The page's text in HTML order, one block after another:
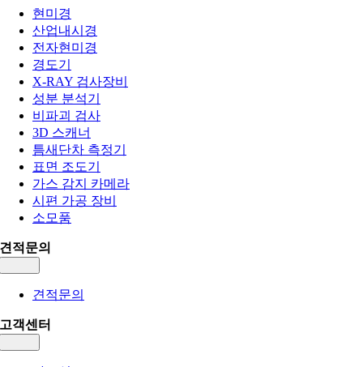
현미경
산업내시경
전자현미경
경도기
X-RAY 검사장비
성분 분석기
비파괴 검사
3D 스캐너
틈새단차 측정기
표면 조도기
가스 감지 카메라
시편 가공 장비
소모품
견적문의
Navigation
견적문의
고객센터
Navigation